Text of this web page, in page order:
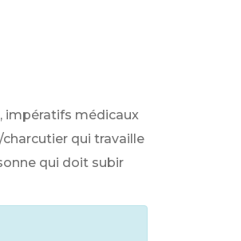
impératifs médicaux
qui travaille
qui doit subir